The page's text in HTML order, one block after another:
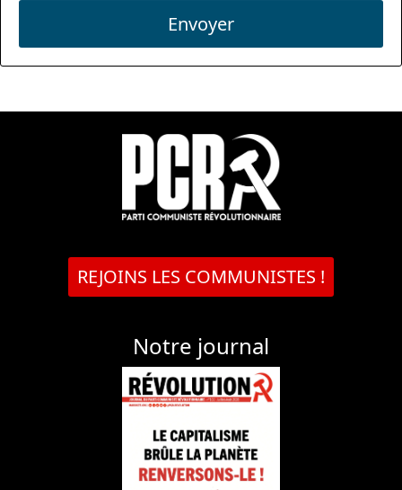
Envoyer
REJOINS LES COMMUNISTES !
Notre journal